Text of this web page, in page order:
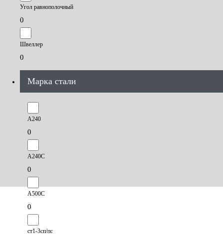
Угол равнополочный
0
Швеллер
0
Марка стали
А240
0
А240С
0
А500С
0
ст1-3сп/пс